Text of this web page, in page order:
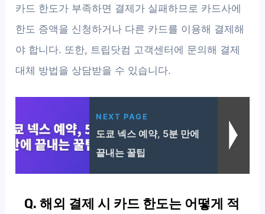
카드 한도가 부족하면 결제가 실패하므로 카드사에
한도 증액을 신청하거나 다른 카드를 이용해 결제해
야 합니다. 또한, 트립닷컴 고객센터에 문의해 결제
대체 방법을 상담받을 수 있습니다.
NEXT PAGE
도쿄 넥스 예약, 5분 만에
끝내는 꿀팁
Q. 해외 결제 시 카드 한도는 어떻게 적